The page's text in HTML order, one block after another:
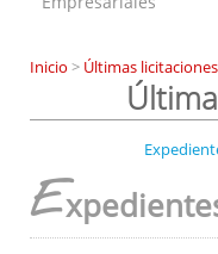
Inicio > Últimas licitaciones
E